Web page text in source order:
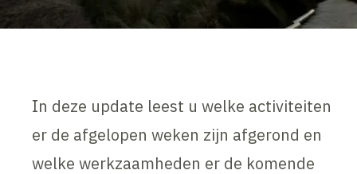
In deze update leest u welke activiteiten
er de afgelopen weken zijn afgerond en
welke werkzaamheden er de komende